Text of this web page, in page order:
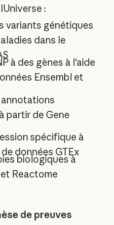
:
variants génétiques
dans le
à des gènes à l'aide
Ensembl et
annotations
partir de Gene
spécifique à
données GTEx
biologiques à
Reactome
de preuves